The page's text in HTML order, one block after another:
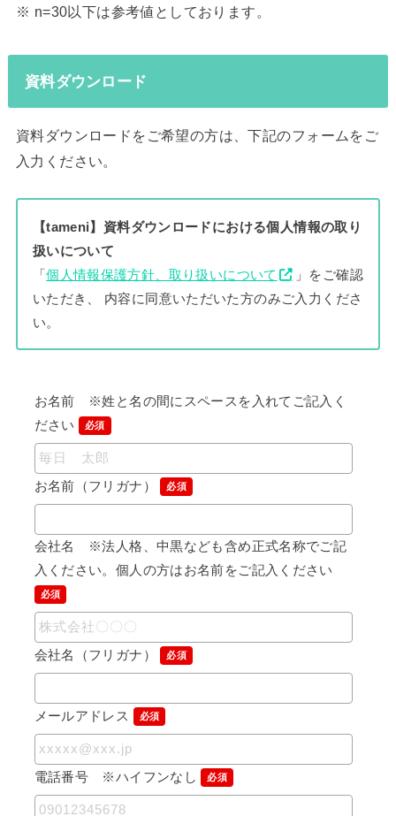
※ n=30以下は参考値としております。
資料ダウンロード
資料ダウンロードをご希望の方は、下記のフォームをご
入力ください。
【tameni】資料ダウンロードにおける個人情報の取り
扱いについて
「個人情報保護方針、取り扱いについて
」をご確認
いただき、 内容に同意いただいた方のみご入力くださ
い。
お名前 ※姓と名の間にスペースを入れてご記入く
ださい
必須
お名前（フリガナ） 必須
会社名 ※法人格、中黒なども含め正式名称でご記
入ください。個人の方はお名前をご記入ください
必須
会社名（フリガナ） 必須
メールアドレス 必須
電話番号 ※ハイフンなし 必須